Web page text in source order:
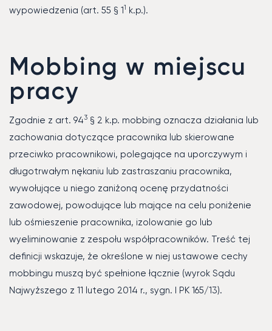
wypowiedzenia (art. 55 § 11 k.p.).
Mobbing w miejscu
pracy
Zgodnie z art. 943 § 2 k.p. mobbing oznacza działania lub
zachowania dotyczące pracownika lub skierowane
przeciwko pracownikowi, polegające na uporczywym i
długotrwałym nękaniu lub zastraszaniu pracownika,
wywołujące u niego zaniżoną ocenę przydatności
zawodowej, powodujące lub mające na celu poniżenie
lub ośmieszenie pracownika, izolowanie go lub
wyeliminowanie z zespołu współpracowników. Treść tej
definicji wskazuje, że określone w niej ustawowe cechy
mobbingu muszą być spełnione łącznie (wyrok Sądu
Najwyższego z 11 lutego 2014 r., sygn. I PK 165/13).